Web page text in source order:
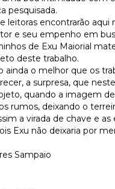
pesquisada.
leitoras encontrarão aqui
e seu empenho em
de Exu Maiorial
deste trabalho.
ainda o melhor que os
a surpresa, que
quando a imagem
rumos, deixando o
a virada de chave e as
Exu não deixaria por
Sampaio